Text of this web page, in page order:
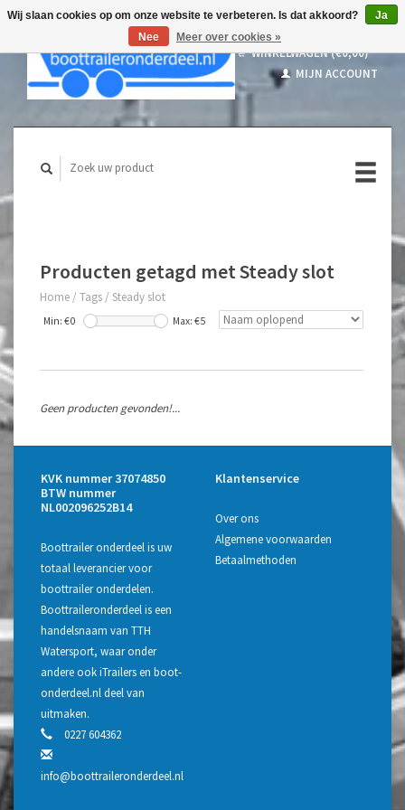
WINKELWAGEN (€0,00)
MIJN ACCOUNT
Producten getagd met Steady slot
Home / Tags / Steady slot
Min: €0 Max: €5
Geen producten gevonden!...
KVK nummer 37074850
BTW nummer
NL002096252B14
Boottrailer onderdeel is uw
totaal leverancier voor
boottrailer onderdelen.
Boottraileronderdeel is een
handelsnaam van TTH
Watersport, waar onder
andere ook iTrailers en boot-
onderdeel.nl deel van
uitmaken.
0227 604362
info@boottraileronderdeel.nl
Klantenservice
Over ons
Algemene voorwaarden
Betaalmethoden
Wij slaan cookies op om onze website te verbeteren. Is dat akkoord?
Ja
Nee
Meer over cookies »